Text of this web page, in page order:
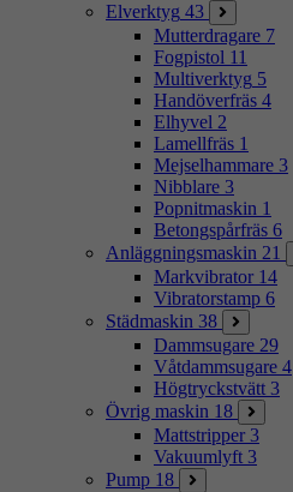
Elverktyg 43
Mutterdragare 7
Fogpistol 11
Multiverktyg 5
Handöverfräs 4
Elhyvel 2
Lamellfräs 1
Mejselhammare 3
Nibblare 3
Popnitmaskin 1
Betongspårfräs 6
Anläggningsmaskin 21
Markvibrator 14
Vibratorstamp 6
Städmaskin 38
Dammsugare 29
Våtdammsugare 4
Högtryckstvätt 3
Övrig maskin 18
Mattstripper 3
Vakuumlyft 3
Pump 18